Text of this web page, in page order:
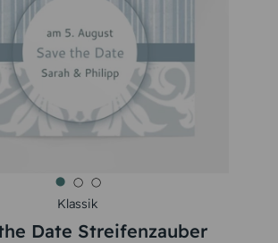
Klassik
Date Streifenzauber